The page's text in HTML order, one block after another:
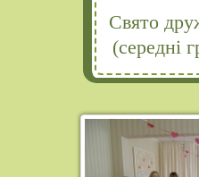
Свято
(середні